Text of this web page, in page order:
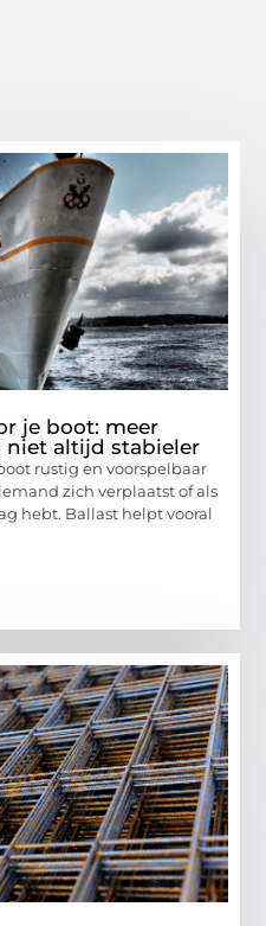
je boot: meer
niet altijd stabieler
rustig en voorspelbaar
zich verplaatst of als
hebt. Ballast helpt vooral